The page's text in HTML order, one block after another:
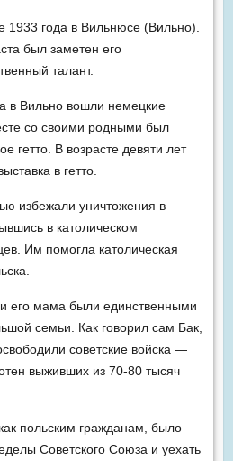
1933 года в Вильнюсе (Вильно).
был заметен его
талант.
в Вильно вошли немецкие
со своими родными был
гетто. В возрасте девяти лет
в гетто.
избежали уничтожения в
в католическом
Им помогла католическая
его мама были единственными
семьи. Как говорил сам Бак,
советские войска —
выживших из 70-80 тысяч
польским гражданам, было
Советского Союза и уехать